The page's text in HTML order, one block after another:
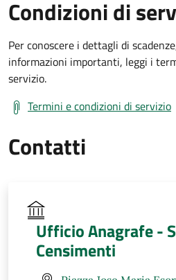
Condizioni di
Per conoscere i dettagli di
informazioni importanti, leggi i
servizio.
Termini e condizioni di servizio
Contatti
Ufficio Anagrafe -
Censimenti